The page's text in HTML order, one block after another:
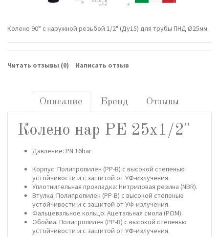
Колено 90° с наружной резьбой 1/2" (Ду15) для трубы ПНД Ø25мм.
Читать отзывы (0) Написать отзыв
Описание Бренд Отзывы
Колено нар РЕ 25х1/2"
Давление: PN 16bar
Корпус: Полипропилен (PP-B) с высокой степенью
устойчивости и с защитой от УФ-излучения.
Уплотнительная прокладка: Нитриловая резина (NBR).
Втулка: Полипропилен (PP-B) с высокой степенью
устойчивости и с защитой от УФ-излучения.
Фальцевальное кольцо: Ацетальная смола (POM).
Обойма: Полипропилен (PP-B) с высокой степенью
устойчивости и с защитой от УФ-излучения.